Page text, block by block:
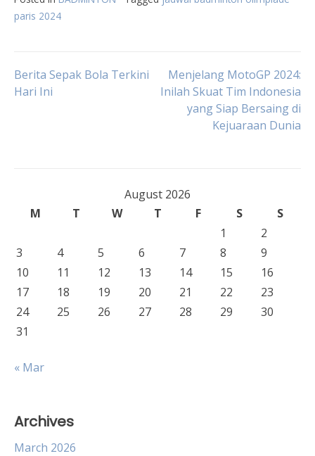
paris 2024
Post
Berita Sepak Bola Terkini
Hari Ini
Menjelang MotoGP 2024:
Inilah Skuat Tim Indonesia
yang Siap Bersaing di
Kejuaraan Dunia
August 2026
M
T W T F S
S
1
2
3
4 5 6 7 8
9
10
11 12 13 14 15
16
17
18 19 20 21 22
23
24
25 26 27 28 29
30
31
« Mar
Archives
March 2026